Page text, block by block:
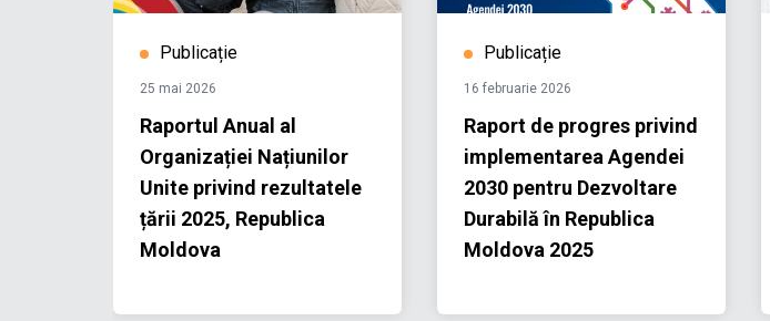
Publicație
25 mai 2026
Raportul Anual al
Organizației Națiunilor
Unite privind rezultatele
țării 2025, Republica
Moldova
Publicație
16 februarie 2026
Raport de progres privind
implementarea Agendei
2030 pentru Dezvoltare
Durabilă în Republica
Moldova 2025